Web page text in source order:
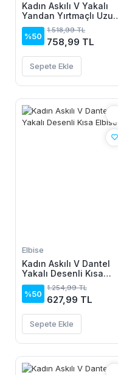
Kadın Askılı V Yakalı
Yandan Yırtmaçlı Uzun
Viskon Elbise
%50
1.518,99 TL
758,99 TL
Sepete Ekle
Elbise
Kadın Askılı V Dantel
Yakalı Desenli Kısa
Elbise
%50
1.254,99 TL
627,99 TL
Sepete Ekle